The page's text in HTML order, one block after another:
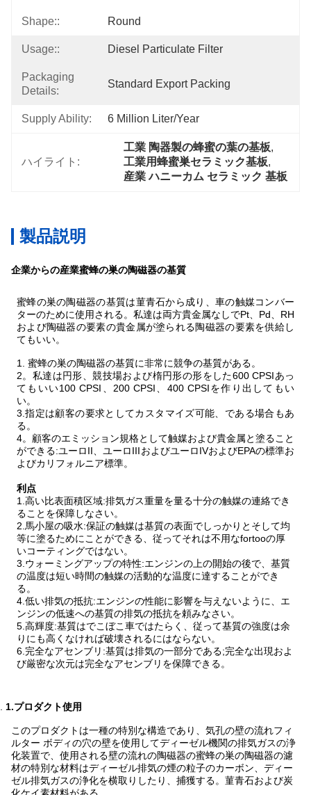
Shape:: Round
Usage:: Diesel Particulate Filter
Packaging
Details:
Standard Export Packing
Supply Ability: 6 Million Liter/year
ハイライト:
工業 陶器製の蜂蜜の葉の基板,
工業用蜂蜜巣セラミック基板,
産業 ハニーカム セラミック 基板
製品説明
企業からの産業蜜蜂の巣の陶磁器の基質
蜜蜂の巣の陶磁器の基質は菫青石から成り、車の触媒コンバー
ターのために使用される。私達は両方貴金属なしでPt、Pd、RH
および陶磁器の要素の貴金属が塗られる陶磁器の要素を供給し
てもいい。
1. 蜜蜂の巣の陶磁器の基質に非常に競争の基質がある。
2。私達は円形、競技場および楕円形の形をした600 CPSIあっ
てもいい100 CPSI、200 CPSI、400 CPSIを作り出してもい
い。
3.指定は顧客の要求としてカスタマイズ可能、である場合もあ
る。
4。顧客のエミッション規格として触媒および貴金属と塗ること
ができる:ユーロII、ユーロIIIおよびユーロIVおよびEPAの標準お
よびカリフォルニア標準。
利点
1.高い比表面積区域:排気ガス重量を量る十分の触媒の連絡でき
ることを保障しなさい。
2.馬小屋の吸水:保証の触媒は基質の表面でしっかりとそして均
等に塗るためにことができる、従ってそれは不用なfortooの厚
いコーティングではない。
3.ウォーミングアップの特性:エンジンの上の開始の後で、基質
の温度は短い時間の触媒の活動的な温度に達することができ
る。
4.低い排気の抵抗:エンジンの性能に影響を与えないように、エ
ンジンの低速への基質の排気の抵抗を頼みなさい。
5.高輝度:基質はでこぼこ車ではたらく、従って基質の強度は余
りにも高くなければ破壊されるにはならない。
6.完全なアセンブリ:基質は排気の一部分である;完全な出現およ
び厳密な次元は完全なアセンブリを保障できる。
1.プロダクト使用
このプロダクトは一種の特別な構造であり、気孔の壁の流れフィ
ルター ボディの穴の壁を使用してディーゼル機関の排気ガスの浄
化装置で、使用される壁の流れの陶磁器の蜜蜂の巣の陶磁器の濾
材の特別な材料はディーゼル排気の煙の粒子のカーボン、ディー
ゼル排気ガスの浄化を横取りしたり、捕獲する。菫青石および炭